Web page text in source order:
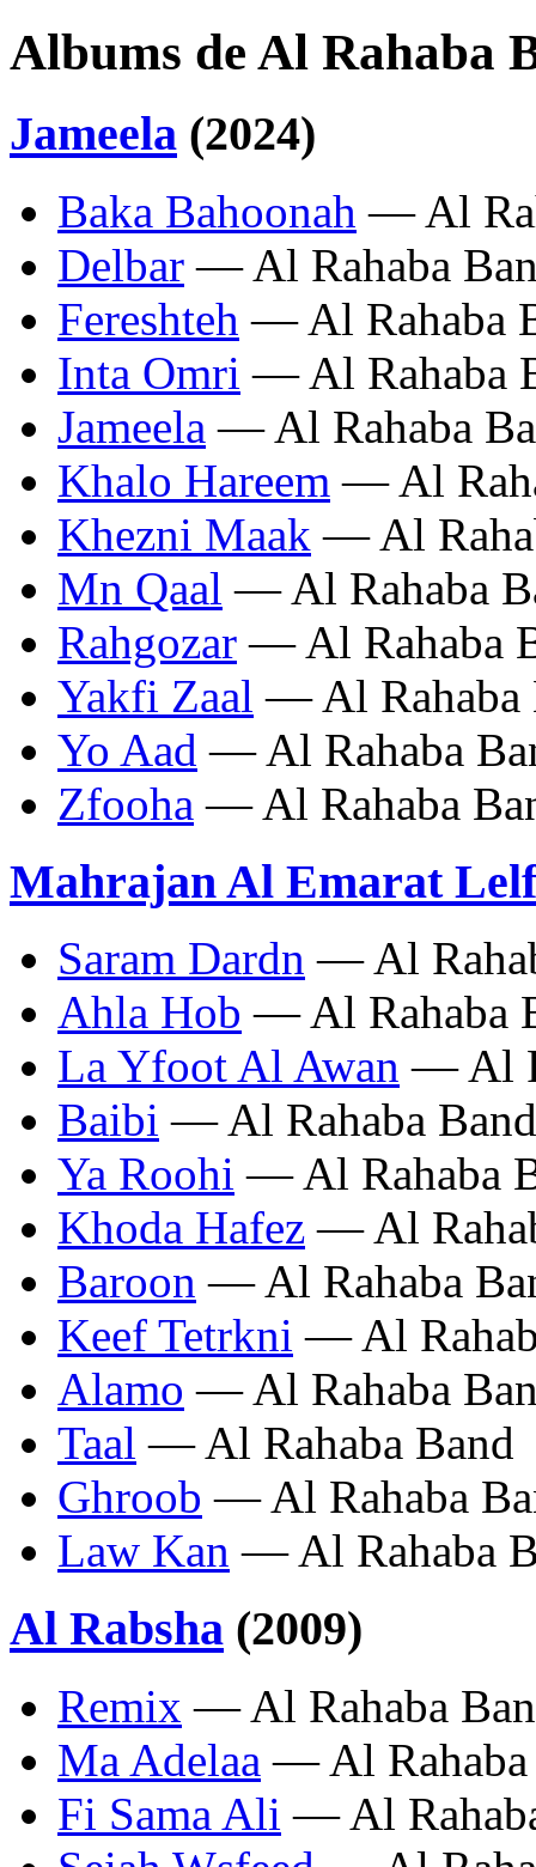
Albums de Al Rahaba
Jameela (2024)
Baka Bahoonah — Al
Delbar — Al Rahaba
Fereshteh — Al Rahaba
Inta Omri — Al Rahaba
Jameela — Al Rahaba
Khalo Hareem — Al
Khezni Maak — Al
Mn Qaal — Al Rahaba
Rahgozar — Al Rahaba
Yakfi Zaal — Al Rahaba
Yo Aad — Al Rahaba
Zfooha — Al Rahaba
Mahrajan Al Emarat
Saram Dardn — Al
Ahla Hob — Al Rahaba
La Yfoot Al Awan — Al
Baibi — Al Rahaba Band
Ya Roohi — Al Rahaba
Khoda Hafez — Al
Baroon — Al Rahaba
Keef Tetrkni — Al
Alamo — Al Rahaba
Taal — Al Rahaba Band
Ghroob — Al Rahaba
Law Kan — Al Rahaba
Al Rabsha (2009)
Remix — Al Rahaba
Ma Adelaa — Al Rahaba
Fi Sama Ali — Al